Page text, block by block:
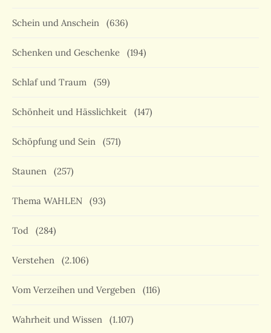
Schein und Anschein (636)
Schenken und Geschenke (194)
Schlaf und Traum (59)
Schönheit und Hässlichkeit (147)
Schöpfung und Sein (571)
Staunen (257)
Thema WAHLEN (93)
Tod (284)
Verstehen (2.106)
Vom Verzeihen und Vergeben (116)
Wahrheit und Wissen (1.107)